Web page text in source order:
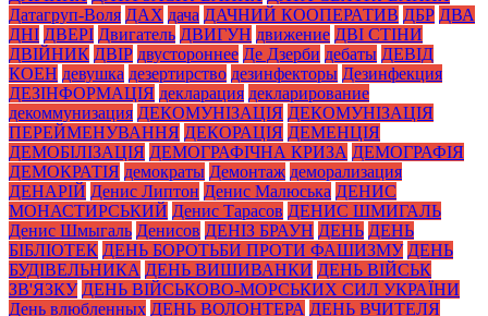
Датагруп-Воля ДАХ дача ДАЧНИЙ КООПЕРАТИВ ДБР ДВА
ДНІ ДВЕРІ Двигатель ДВИГУН движение ДВІ СТІНИ
ДВІЙНИК ДВІР двустороннее Де Дзерби дебаты ДЕВІД
КОЕН девушка дезертирство дезинфекторы Дезинфекция
ДЕЗІНФОРМАЦІЯ декларация декларирование
декоммунизация ДЕКОМУНІЗАЦІЯ ДЕКОМУНІЗАЦІЯ
ПЕРЕЙМЕНУВАННЯ ДЕКОРАЦІЯ ДЕМЕНЦІЯ
ДЕМОБІЛІЗАЦІЯ ДЕМОГРАФІЧНА КРИЗА ДЕМОГРАФІЯ
ДЕМОКРАТІЯ демократы Демонтаж деморализация
ДЕНАРІЙ Денис Липтон Денис Малюська ДЕНИС
МОНАСТИРСЬКИЙ Денис Тарасов ДЕНИС ШМИГАЛЬ
Денис Шмыгаль Денисов ДЕНІЗ БРАУН ДЕНЬ ДЕНЬ
БІБЛІОТЕК ДЕНЬ БОРОТЬБИ ПРОТИ ФАШИЗМУ ДЕНЬ
БУДІВЕЛЬНИКА ДЕНЬ ВИШИВАНКИ ДЕНЬ ВІЙСЬК
ЗВ'ЯЗКУ ДЕНЬ ВІЙСЬКОВО-МОРСЬКИХ СИЛ УКРАЇНИ
День влюбленных ДЕНЬ ВОЛОНТЕРА ДЕНЬ ВЧИТЕЛЯ